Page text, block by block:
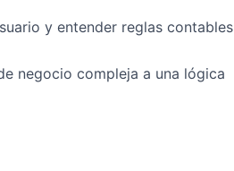
y entender reglas contables
negocio compleja a una lógica